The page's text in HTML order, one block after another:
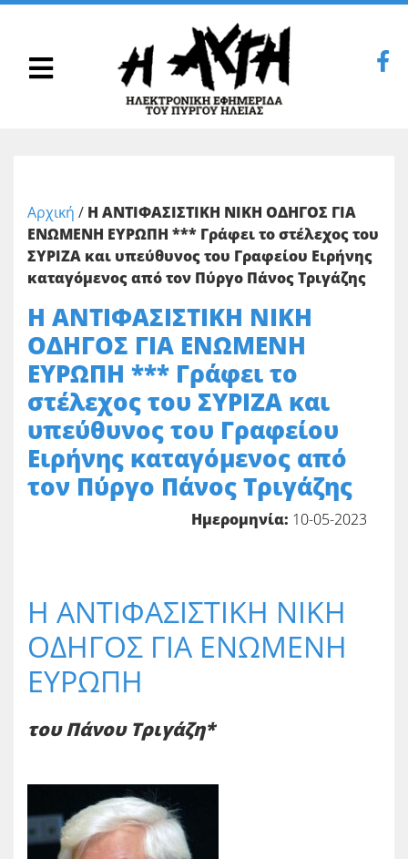
Αρχική / H ΑΝΤΙΦΑΣΙΣΤΙΚΗ ΝΙΚΗ ΟΔΗΓΟΣ ΓΙΑ
ΕΝΩΜΕΝΗ ΕΥΡΩΠΗ *** Γράφει το στέλεχος του
ΣΥΡΙΖΑ και υπεύθυνος του Γραφείου Ειρήνης
καταγόμενος από τον Πύργο Πάνος Τριγάζης
H ΑΝΤΙΦΑΣΙΣΤΙΚΗ ΝΙΚΗ
ΟΔΗΓΟΣ ΓΙΑ ΕΝΩΜΕΝΗ
ΕΥΡΩΠΗ *** Γράφει το
στέλεχος του ΣΥΡΙΖΑ και
υπεύθυνος του Γραφείου
Ειρήνης καταγόμενος από
τον Πύργο Πάνος Τριγάζης
Ημερομηνία: 10-05-2023
H ΑΝΤΙΦΑΣΙΣΤΙΚΗ ΝΙΚΗ
ΟΔΗΓΟΣ ΓΙΑ ΕΝΩΜΕΝΗ
ΕΥΡΩΠΗ
του Πάνου Τριγάζη*